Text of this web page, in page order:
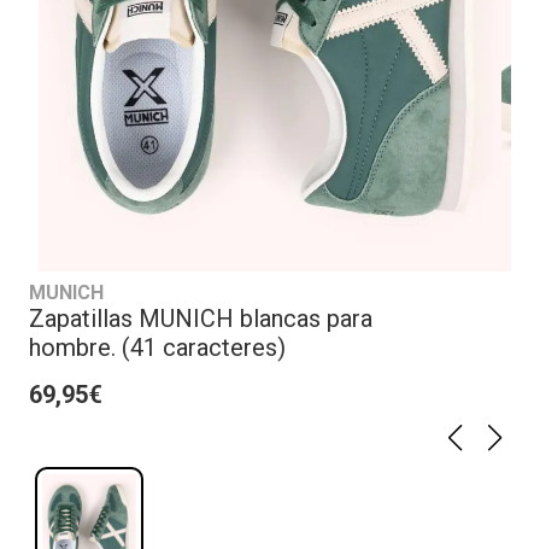
MUNICH
Zapatillas MUNICH blancas para
hombre. (41 caracteres)
69,95€